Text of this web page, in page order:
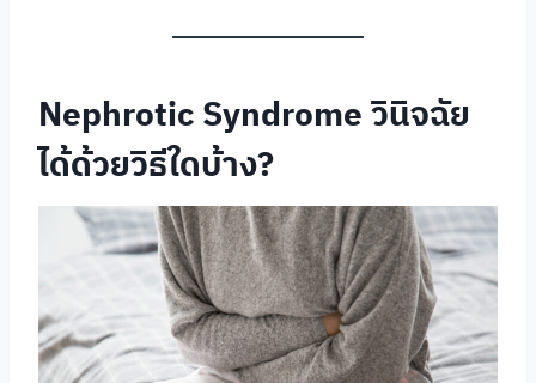
Nephrotic Syndrome วินิจฉัย
ได้ด้วยวิธีใดบ้าง?